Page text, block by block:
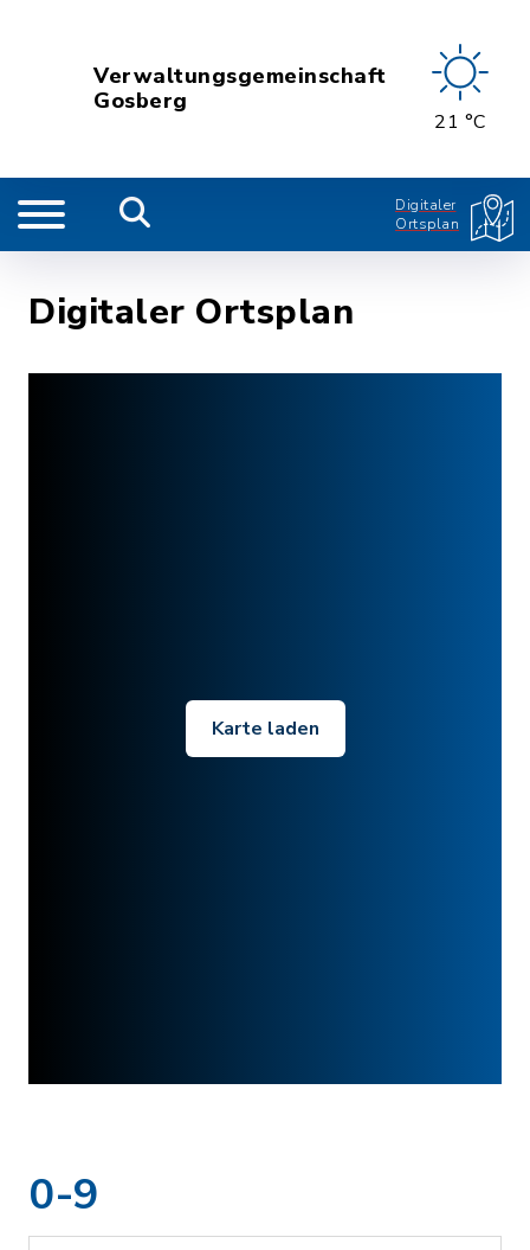
Verwaltungsgemeinschaft
Gosberg
21 °C
Digitaler
Ortsplan
Digitaler Ortsplan
Karte laden
0-9